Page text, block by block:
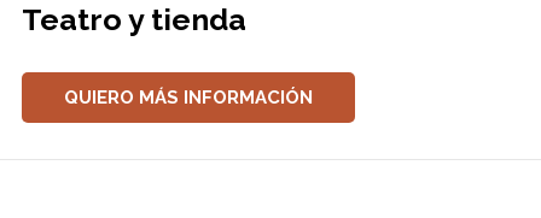
Teatro y tienda
QUIERO MÁS INFORMACIÓN